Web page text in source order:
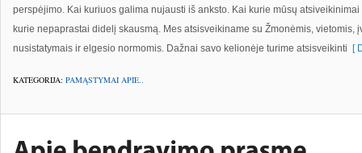
perspėjimo. Kai kuriuos galima nujausti iš anksto. Kai kurie mūsų
kurie nepaprastai didelį skausmą. Mes atsisveikiname su Žmonėmis, vietomis,
nusistatymais ir elgesio normomis. Dažnai savo kelionėje turime atsisveikinti [
KATEGORIJA: PAMĄSTYMAI APIE..